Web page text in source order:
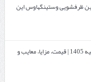
ظرفشویی وستینگهاوس این
هزینه ایمپلنت دندان در ترکیه 1405 | قیمت، مزایا، معایب و